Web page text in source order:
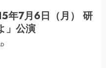
年7月6日（月） 研
」公演